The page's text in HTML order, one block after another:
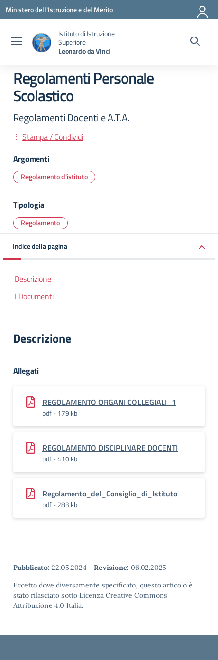
Vai ai contenuti
Vai al menu di navigazione
Vai al footer
Ministero dell'Istruzione e del Merito
Istituto di Istruzione
Superiore
Leonardo da Vinci
Regolamenti Personale
Scolastico
Regolamenti Docenti e A.T.A.
Stampa / Condividi
Argomenti
Regolamento d'istituto
Tipologia
Regolamento
Indice della pagina
Descrizione
I Documenti
Descrizione
Allegati
REGOLAMENTO ORGANI COLLEGIALI_1
pdf - 179 kb
REGOLAMENTO DISCIPLINARE DOCENTI
pdf - 410 kb
Regolamento_del_Consiglio_di_Istituto
pdf - 283 kb
Pubblicato: 22.05.2024 - Revisione: 06.02.2025
Eccetto dove diversamente specificato, questo articolo è
stato rilasciato sotto Licenza Creative Commons
Attribuzione 4.0 Italia.